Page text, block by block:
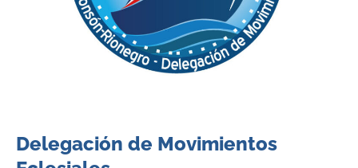
Delegación de Movimientos